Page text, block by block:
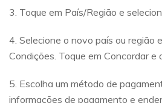
3. Toque em País/Região e
4. Selecione o novo país ou região
Condições. Toque em Concordar e
5. Escolha um método de
informações de pagamento e